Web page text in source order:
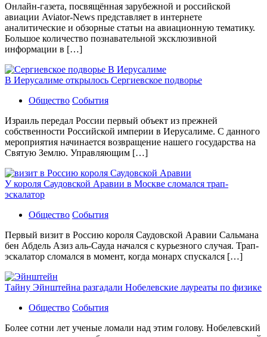
Онлайн-газета, посвящённая зарубежной и российской
авиации Aviator-News представляет в интернете
аналитические и обзорные статьи на авиационную тематику.
Большое количество познавательной эксклюзивной
информации в […]
В Иерусалиме открылось Сергиевское подворье
Общество События
Израиль передал России первый объект из прежней
собственности Российской империи в Иерусалиме. С данного
мероприятия начинается возвращение нашего государства на
Святую Землю. Управляющим […]
У короля Саудовской Аравии в Москве сломался трап-
эскалатор
Общество События
Первый визит в Россию короля Саудовской Аравии Сальмана
бен Абдель Азиз аль-Сауда начался с курьезного случая. Трап-
эскалатор сломался в момент, когда монарх спускался […]
Тайну Эйнштейна разгадали Нобелевские лауреаты по физике
Общество События
Более сотни лет ученые ломали над этим голову. Нобелевский